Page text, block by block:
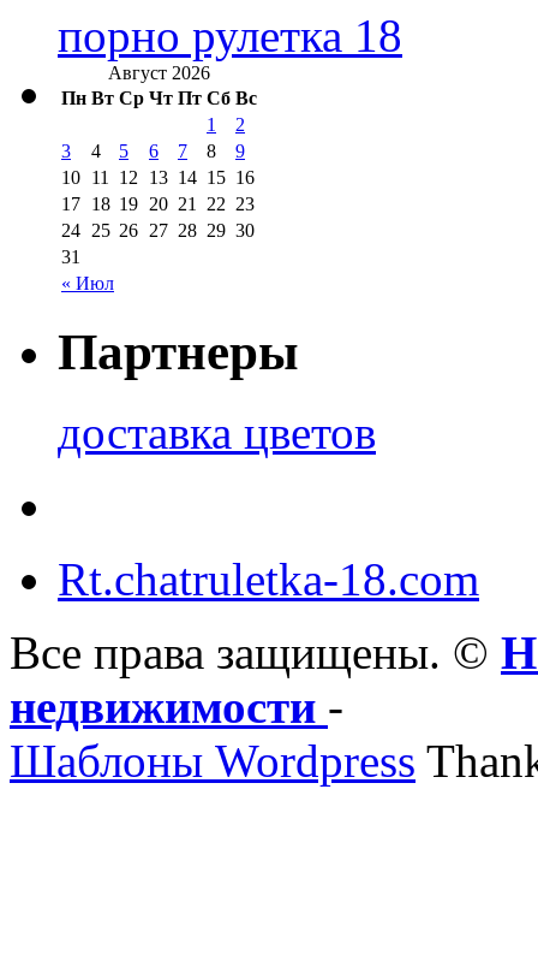
порно рулетка 18
Август 2026
Пн Вт Ср Чт Пт Сб Вс
« Июл
1
2
3
4 5 6 7 8
9
10 11 12 13 14 15 16
17 18 19 20 21 22 23
24 25 26 27 28 29 30
31
Партнеры
доставка цветов
Rt.chatruletka-18.com
Все права защищены. ©
недвижимости -
Шаблоны Wordpress